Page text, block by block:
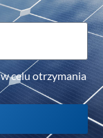
celu otrzymania